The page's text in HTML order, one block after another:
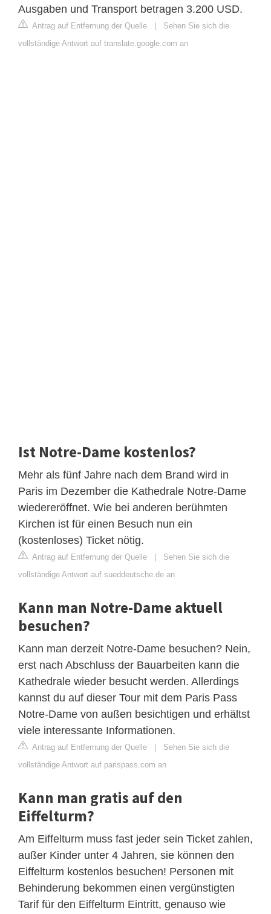
Ausgaben und Transport betragen 3.200 USD.
Antrag auf Entfernung der Quelle | Sehen Sie sich die
vollständige Antwort auf translate.google.com an
Ist Notre-Dame kostenlos?
Mehr als fünf Jahre nach dem Brand wird in
Paris im Dezember die Kathedrale Notre-Dame
wiedereröffnet. Wie bei anderen berühmten
Kirchen ist für einen Besuch nun ein
(kostenloses) Ticket nötig.
Antrag auf Entfernung der Quelle | Sehen Sie sich die
vollständige Antwort auf sueddeutsche.de an
Kann man Notre-Dame aktuell
besuchen?
Kann man derzeit Notre-Dame besuchen? Nein,
erst nach Abschluss der Bauarbeiten kann die
Kathedrale wieder besucht werden. Allerdings
kannst du auf dieser Tour mit dem Paris Pass
Notre-Dame von außen besichtigen und erhältst
viele interessante Informationen.
Antrag auf Entfernung der Quelle | Sehen Sie sich die
vollständige Antwort auf parispass.com an
Kann man gratis auf den
Eiffelturm?
Am Eiffelturm muss fast jeder sein Ticket zahlen,
außer Kinder unter 4 Jahren, sie können den
Eiffelturm kostenlos besuchen! Personen mit
Behinderung bekommen einen vergünstigten
Tarif für den Eiffelturm Eintritt, genauso wie